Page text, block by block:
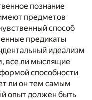
познание
предметов
способ
предикаты
идеализм
все ли мыслящие
способности
ли он тем самым
опыт должен быть